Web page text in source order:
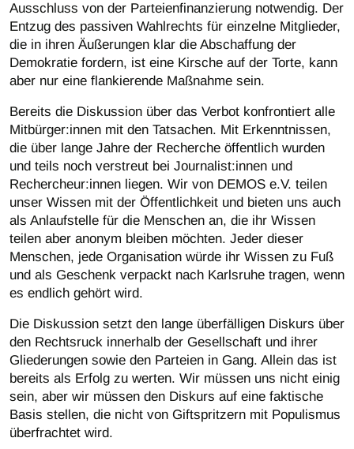
Ausschluss von der Parteienfinanzierung notwendig. Der
Entzug des passiven Wahlrechts für einzelne Mitglieder,
die in ihren Äußerungen klar die Abschaffung der
Demokratie fordern, ist eine Kirsche auf der Torte, kann
aber nur eine flankierende Maßnahme sein.
Bereits die Diskussion über das Verbot konfrontiert alle
Mitbürger:innen mit den Tatsachen. Mit Erkenntnissen,
die über lange Jahre der Recherche öffentlich wurden
und teils noch verstreut bei Journalist:innen und
Rechercheur:innen liegen. Wir von DEMOS e.V. teilen
unser Wissen mit der Öffentlichkeit und bieten uns auch
als Anlaufstelle für die Menschen an, die ihr Wissen
teilen aber anonym bleiben möchten. Jeder dieser
Menschen, jede Organisation würde ihr Wissen zu Fuß
und als Geschenk verpackt nach Karlsruhe tragen, wenn
es endlich gehört wird.
Die Diskussion setzt den lange überfälligen Diskurs über
den Rechtsruck innerhalb der Gesellschaft und ihrer
Gliederungen sowie den Parteien in Gang. Allein das ist
bereits als Erfolg zu werten. Wir müssen uns nicht einig
sein, aber wir müssen den Diskurs auf eine faktische
Basis stellen, die nicht von Giftspritzern mit Populismus
überfrachtet wird.